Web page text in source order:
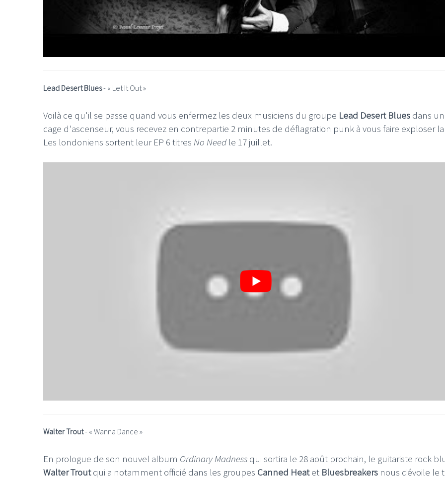
Lead Desert Blues- « Let It Out»
Voilà ce qu'il se passe quand vous enfermez les deux musiciens du groupe Lead Desert Blues dans
cage d'ascenseur, vous recevez en contrepartie 2 minutes de déflagration punk à vous faire exploser
Les londoniens sortent leur EP 6 titres No Need le 17 juillet.
Walter Trout- « Wanna Dance »
En prologue de son nouvel album Ordinary Madness qui sortira le 28 août prochain, le guitariste rock
Walter Troutqui a notamment officié dans les groupes Canned Heatet Bluesbreakers nous dévoile le
The Covers !!!